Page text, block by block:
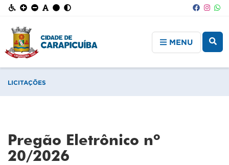
MENU
LICITAÇÕES
Pregão Eletrônico nº
20/2026